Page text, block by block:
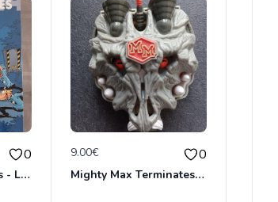
0
BD - Les gendarmes - L'imitation de vitesse - Tome 14
9.00€ 0
Mighty Max Terminates Wolfship 7